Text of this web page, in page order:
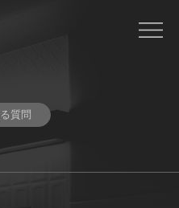
質問